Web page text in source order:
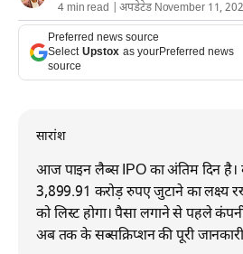
4 min read | अपडेटेड November 11,
Preferred news source
Select Upstox as yourPreferred news
source
सारांश
आज पाइन लैब्स IPO का अंतिम दिन है।
3,899.91 करोड़ रुपए जुटाने का लक्ष्य
को लिस्ट होगा। पैसा लगाने से पहले
अब तक के सब्सक्रिप्शन की पूरी